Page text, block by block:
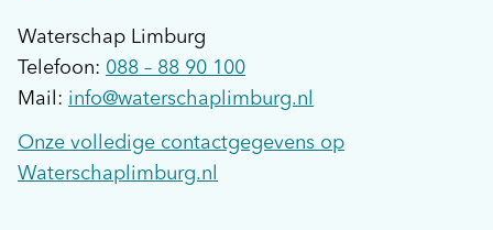
Waterschap Limburg
Telefoon: 088 – 88 90 100
Mail: info@waterschaplimburg.nl
Onze volledige contactgegevens op
Waterschaplimburg.nl